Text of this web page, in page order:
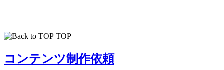
TOP
コンテンツ制作依頼